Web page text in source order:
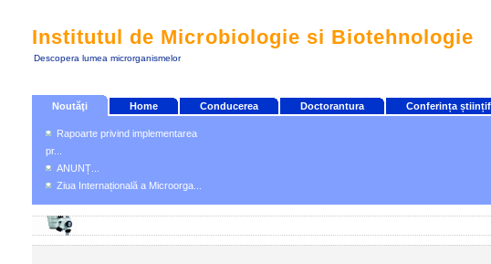
Institutul de Microbiologie si Biotehnologie
Descopera lumea microrganismelor
Noutăţi Home Conducerea Doctorantura Conferința
Rapoarte privind implementarea
pr...
ANUNȚ...
Ziua Internațională a Microorga...